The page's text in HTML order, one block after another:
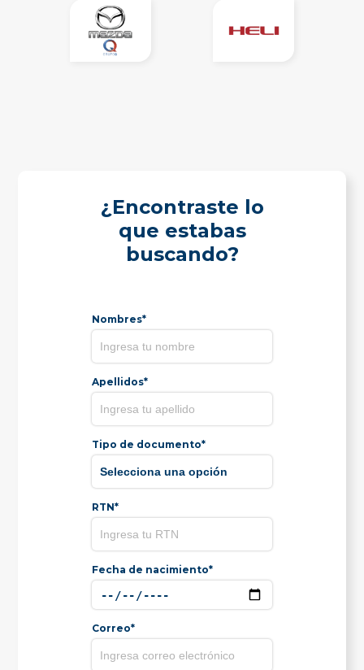
¿Encontraste lo
que estabas
buscando?
Nombres*
Apellidos*
Tipo de documento*
RTN*
Fecha de nacimiento*
Correo*